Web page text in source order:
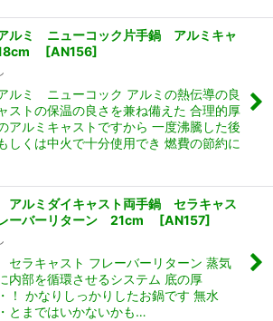
ルミ ニューコック片手鍋 アルミキャ
[AN156]
ルミ ニューコック アルミの熱伝導の良
ストの保温の良さを兼ね備えた 合理的厚
アルミキャストですから 一度沸騰した後
しくは中火で十分使用でき 燃費の節約に
ルミダイキャスト両手鍋 セラキャス
ーバーリターン 21cm
[AN157]
ラキャスト フレーバーリターン 蒸気
内部を循環させるシステム 底の厚
！ かなりしっかりしたお鍋です 無水
とまではいかないかも…